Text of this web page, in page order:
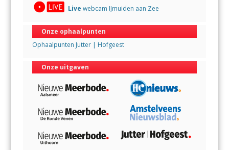
Live webcam IJmuiden aan Zee
Onze ophaalpunten
Ophaalpunten Jutter | Hofgeest
Onze uitgaven